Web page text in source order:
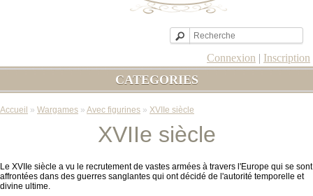
Connexion | Inscription
CATEGORIES
Accueil » Wargames » Avec figurines » XVIIe siècle
XVIIe siècle
Le XVIIe siècle a vu le recrutement de vastes armées à travers l'Europe qui se sont
affrontées dans des guerres sanglantes qui ont décidé de l'autorité temporelle et
divine ultime.